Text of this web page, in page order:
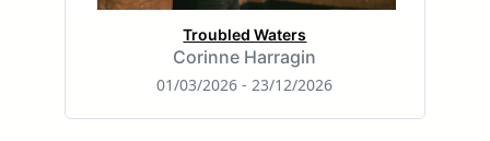
Troubled Waters
Corinne Harragin
01/03/2026 - 23/12/2026